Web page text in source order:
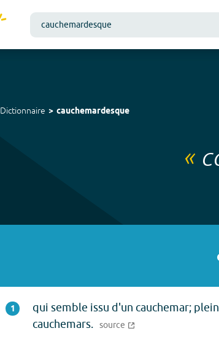
Dictionnaire cauchemardesque
«
1
qui semble issu d'un cauchemar;
cauchemars. source